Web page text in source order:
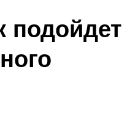
подойдет